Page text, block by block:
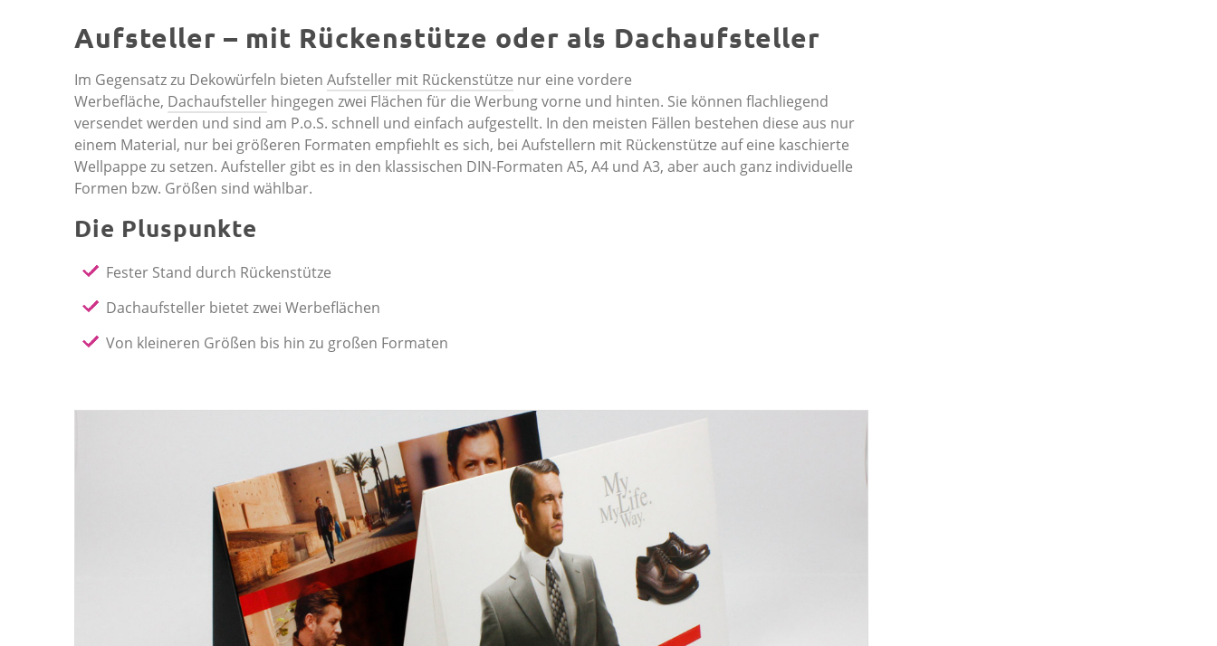
Aufsteller – mit Rückenstütze oder als Dachaufsteller
Im Gegensatz zu Dekowürfeln bieten Aufsteller mit Rückenstütze nur eine vordere
Werbefläche, Dachaufsteller hingegen zwei Flächen für die Werbung vorne und hinten. Sie können flachliegend
versendet werden und sind am P.o.S. schnell und einfach aufgestellt. In den meisten Fällen bestehen diese aus nur
einem Material, nur bei größeren Formaten empfiehlt es sich, bei Aufstellern mit Rückenstütze auf eine kaschierte
Wellpappe zu setzen. Aufsteller gibt es in den klassischen DIN-Formaten A5, A4 und A3, aber auch ganz individuelle
Formen bzw. Größen sind wählbar.
Die Pluspunkte
Fester Stand durch Rückenstütze
Dachaufsteller bietet zwei Werbeflächen
Von kleineren Größen bis hin zu großen Formaten